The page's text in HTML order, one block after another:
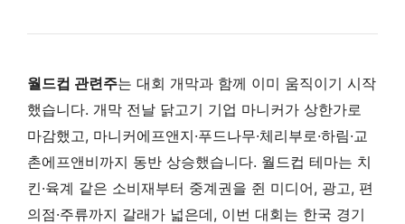
월드컵 관련주는 대회 개막과 함께 이미 움직이기 시작
했습니다. 개막 전날 닭고기 기업 마니커가 상한가로
마감했고, 마니커에프앤지·푸드나무·체리부로·하림·교
촌에프앤비까지 동반 상승했습니다. 월드컵 테마는 치
킨·육계 같은 소비재부터 중계권을 쥔 미디어, 광고, 편
의점·주류까지 갈래가 넓은데, 이번 대회는 한국 경기